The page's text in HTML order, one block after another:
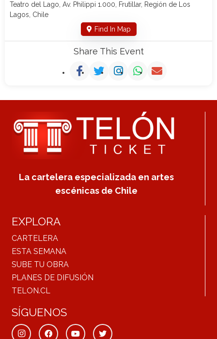
Teatro del Lago, Av. Philippi 1.000, Frutillar, Región de Los
Lagos, Chile
Find In Map
Share This Event
La cartelera especializada en artes
escénicas de Chile
EXPLORA
CARTELERA
ESTA SEMANA
SUBE TU OBRA
PLANES DE DIFUSIÓN
TELON.CL
SÍGUENOS